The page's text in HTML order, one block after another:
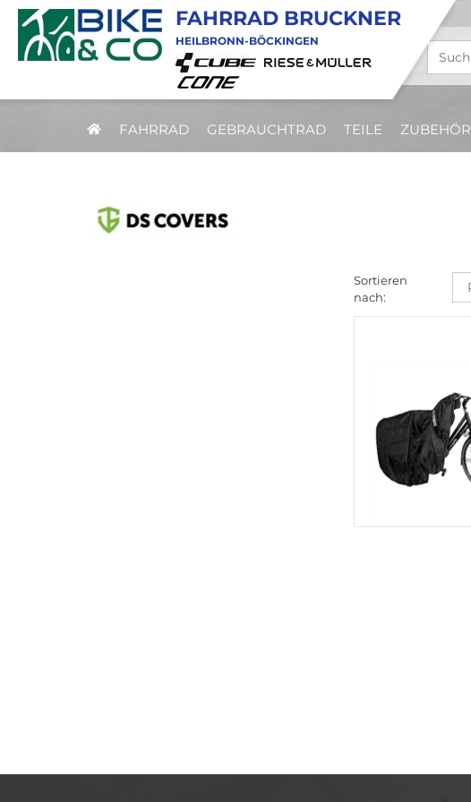
FAHRRAD GEBRAUCHTRAD TEILE ZUBEHÖR
FAHRRAD BRUCKNER
HEILBRONN-BÖCKINGEN
Sortieren
nach: